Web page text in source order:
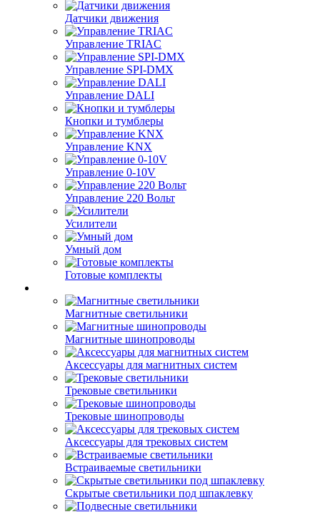
Датчики движения
Управление TRIAC
Управление SPI-DMX
Управление DALI
Кнопки и тумблеры
Управление KNX
Управление 0-10V
Управление 220 Вольт
Усилители
Умный дом
Готовые комплекты
Магнитные светильники
Магнитные шинопроводы
Аксессуары для магнитных систем
Трековые светильники
Трековые шинопроводы
Аксессуары для трековых систем
Встраиваемые светильники
Скрытые светильники под шпаклевку